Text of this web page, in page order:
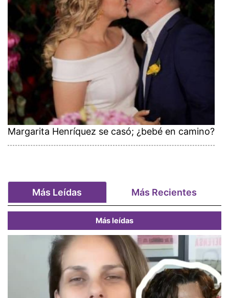
Margarita Henríquez se casó; ¿bebé en camino?
Más Leídas Más Recientes
Más leídas